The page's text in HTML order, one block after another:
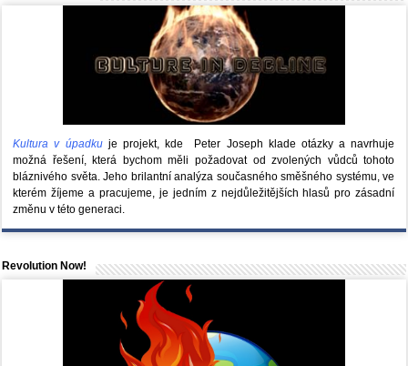
Kultura v úpadkuje projekt, kde Peter Joseph klade otázky a navrhuje
možná řešení, která bychom měli požadovat od zvolených vůdců tohoto
bláznivého světa. Jeho brilantní analýza současného směšného systému, ve
kterém žíjeme a pracujeme, je jedním z nejdůležitějších hlasů pro zásadní
změnu v této generaci.
Revolution Now!